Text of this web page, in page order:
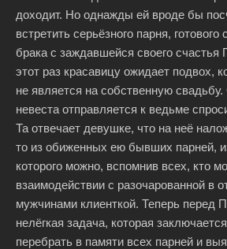
доходит. Но однажды ей вроде бы
встретить серьёзного парня,
брака с заждавшейся своего
этот раз красавицу ожидает подвох,
не является на собственную
невеста отправляется к ведьме
Та отвечает девушке, что на неё
то из обиженных ею бывших парней,
которого можно, вспомнив всех, кто
взаимодействии с разочарованной в
мужчинами клиенткой. Теперь перед
нелёгкая задача, которая
перебрать в памяти всех парней и